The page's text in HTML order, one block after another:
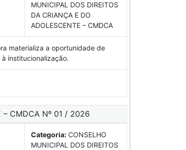
MUNICIPAL DOS DIREITOS
DA CRIANÇA E DO
ADOLESCENTE – CMDCA
materializa a oportunidade de
institucionalização.
– CMDCA Nº 01 / 2026
Categoria: CONSELHO
MUNICIPAL DOS DIREITOS